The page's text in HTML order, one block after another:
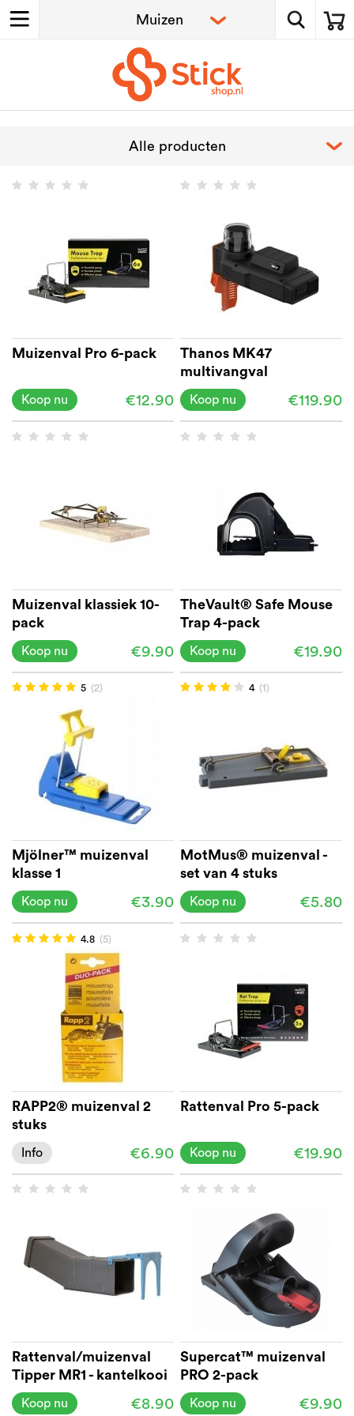
Muizenval Pro 6-pack
€12.90
Koop nu
Thanos MK47
multivangval
€119.90
Koop nu
Muizenval klassiek 10-
pack
€9.90
Koop nu
TheVault® Safe Mouse
Trap 4-pack
€19.90
Koop nu
5 (2)
Mjölner™ muizenval
klasse 1
€3.90
Koop nu
4 (1)
MotMus® muizenval -
set van 4 stuks
€5.80
Koop nu
4.8 (5)
RAPP2® muizenval 2
stuks
€6.90
Info
Rattenval Pro 5-pack
€19.90
Koop nu
Rattenval/muizenval
Tipper MR1 - kantelkooi
€8.90
Koop nu
Supercat™ muizenval
PRO 2-pack
€9.90
Koop nu